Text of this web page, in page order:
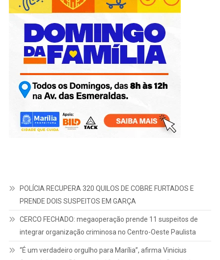
POLÍCIA RECUPERA 320 QUILOS DE COBRE FURTADOS E
PRENDE DOIS SUSPEITOS EM GARÇA
CERCO FECHADO: megaoperação prende 11 suspeitos de
integrar organização criminosa no Centro-Oeste Paulista
“É um verdadeiro orgulho para Marília”, afirma Vinicius